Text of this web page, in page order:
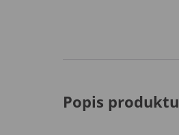
Popis produktu